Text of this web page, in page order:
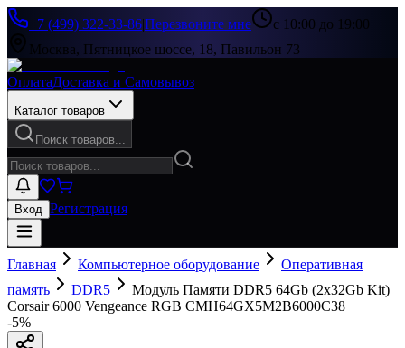
+7 (499) 322-33-86|Перезвоните мне
с 10:00 до 19:00
Москва, Пятницкое шоссе, 18, Павильон 73
ОплатаДоставка и Самовывоз
Каталог товаров
Поиск товаров...
Вход Регистрация
Главная Компьютерное оборудование
Оперативная
память
DDR5
Модуль Памяти DDR5 64Gb (2x32Gb Kit)
Corsair 6000 Vengeance RGB CMH64GX5M2B6000C38
-5%